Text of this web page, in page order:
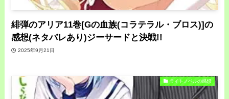
緋弾のアリア11巻[Gの血族(コラテラル・ブロス)]の
感想(ネタバレあり)ジーサードと決戦!!
2025年9月21日
ライトノベルの感想